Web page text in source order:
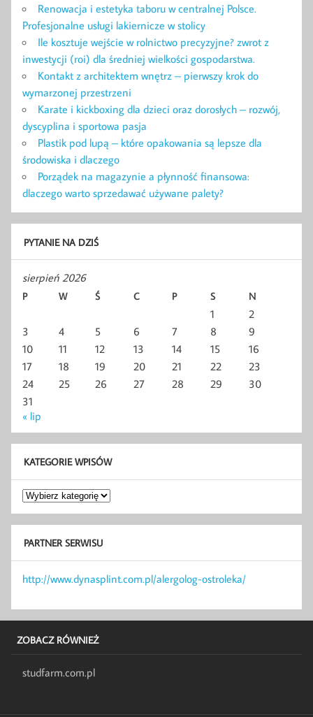
Renowacja i estetyka taboru w centralnej Polsce.
Profesjonalne usługi lakiernicze w stolicy
Ile kosztuje wejście w rolnictwo precyzyjne? zwrot z
inwestycji (roi) dla średniej wielkości gospodarstwa.
Kontakt z architektem wnętrz – pierwszy krok do
wymarzonej przestrzeni
Karate i kickboxing dla dzieci oraz dorosłych – rozwój,
dyscyplina i sportowa pasja
Plastik pod lupą – które opakowania są lepsze dla
środowiska i dlaczego
Porządek na magazynie a płynność finansowa:
dlaczego warto sprzedawać używane palety?
PYTANIE NA DZIŚ
sierpień 2026
P W Ś C P S N
1
2
3
4 5 6 7 8
9
10
11 12 13 14 15
16
17
18 19 20 21 22
23
24
25 26 27 28 29
30
31
« lip
KATEGORIE WPISÓW
Kategorie
wpisów
PARTNER SERWISU
http://www.dynasplint.com.pl/alergolog-ostroleka/
ZOBACZ RÓWNIEŻ
studfarm.com.pl